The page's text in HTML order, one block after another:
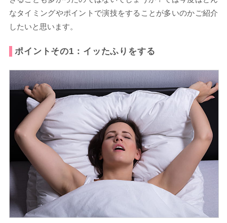
なタイミングやポイントで演技をすることが多いのかご紹介
したいと思います。
ポイントその1：イッたふりをする